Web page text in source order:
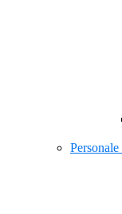
Personale